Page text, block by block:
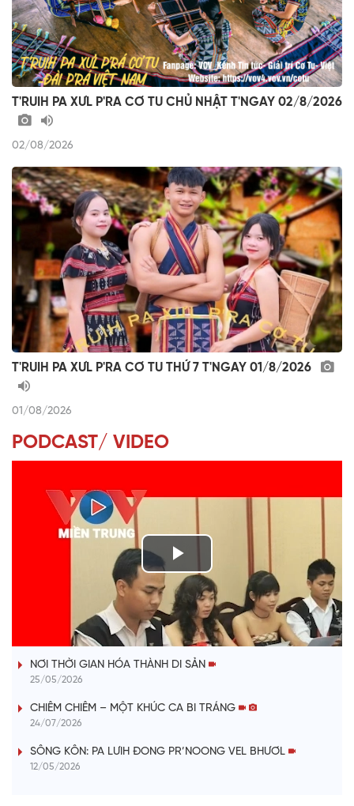
T'RUIH PA XƯL P'RA CƠ TU CHỦ NHẬT T'NGAY 02/8/2026
02/08/2026
T'RUIH PA XƯL P'RA CƠ TU THỨ 7 T'NGAY 01/8/2026
01/08/2026
PODCAST/ VIDEO
P
l
a
V
i
VÀI PHÚT DÀNH CHO QUẢNG BÁ
NƠI THỜI GIAN HÓA THÀNH DI SẢN
25/05/2026
CHIÊM CHIÊM – MỘT KHÚC CA BI TRÁNG
24/07/2026
SÔNG KÔN: PA LƯIH ĐONG PR’NOONG VEL BHƯƠL
12/05/2026